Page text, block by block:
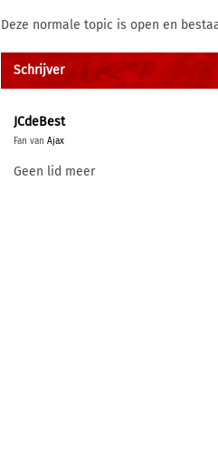
Deze normale topic is open en
Schrijver
JCdeBest
Fan van Ajax
Geen lid meer